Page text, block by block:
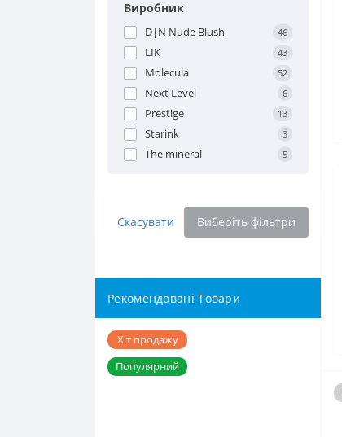
Виробник
D|N Nude Blush 46
LIK 43
Molecula 52
Next Level 6
Prestige 13
Starink 3
The mineral 5
Скасувати Виберіть фільтри
Рекомендовані Товари
Хіт продажу
Популярний